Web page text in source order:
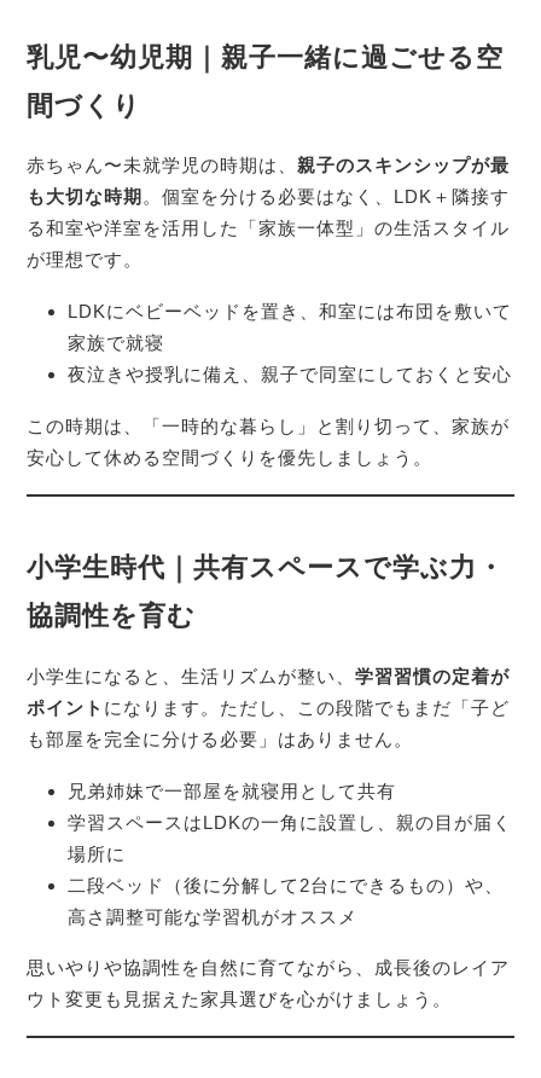
乳児〜幼児期｜親子一緒に過ごせる空
間づくり
赤ちゃん〜未就学児の時期は、親子のスキンシップが最
も大切な時期 。個室を分ける必要はなく、LDK＋隣接す
る和室や洋室を活用した「家族一体型」の生活スタイル
が理想です。
LDKにベビーベッドを置き、和室には布団を敷いて
家族で就寝
夜泣きや授乳に備え、親子で同室にしておくと安心
この時期は、「一時的な暮らし」と割り切って、家族が
安心して休める空間づくりを優先しましょう。
小学生時代｜共有スペースで学ぶ力・
協調性を育む
小学生になると、生活リズムが整い、学習習慣の定着が
ポイント になります。ただし、この段階でもまだ「子ど
も部屋を完全に分ける必要」はありません。
兄弟姉妹で一部屋を就寝用として共有
学習スペースはLDKの一角に設置し、親の目が届く
場所に
二段ベッド（後に分解して2台にできるもの）や、
高さ調整可能な学習机がオススメ
思いやりや協調性を自然に育てながら、成長後のレイア
ウト変更も見据えた家具選びを心がけましょう。